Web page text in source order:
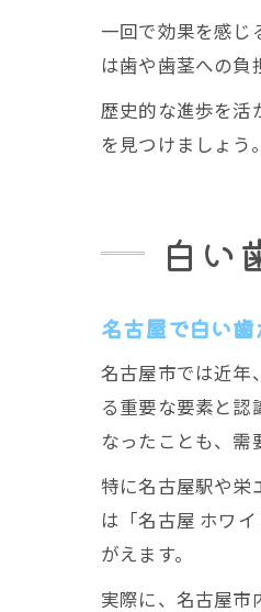
一回で効果を感じ
は歯や歯茎への負
歴史的な進歩を活
を見つけましょう。
白い
名古屋で白い
名古屋市では近年
る重要な要素と認
なったことも、需
特に名古屋駅や栄
は「名古屋 ホワ
がえます。
実際に、名古屋市